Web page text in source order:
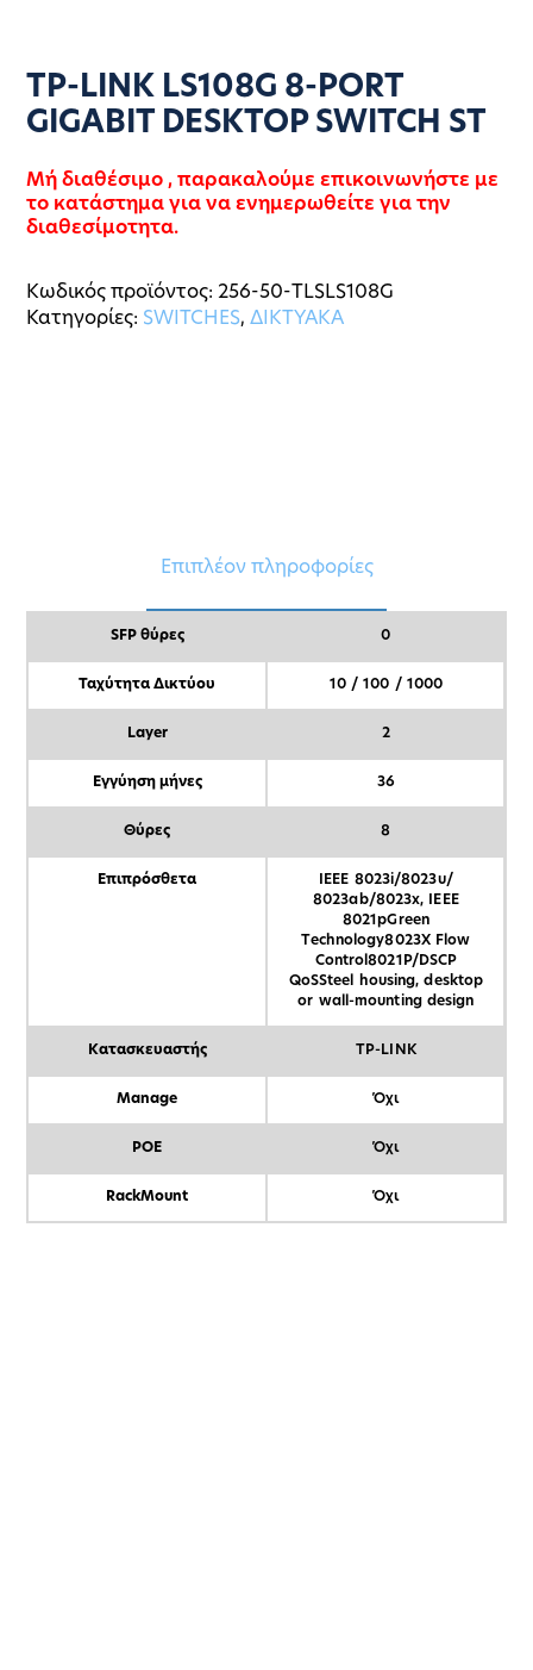
TP-LINK LS108G 8-PORT
GIGABIT DESKTOP SWITCH ST
Μή διαθέσιμο , παρακαλούμε επικοινωνήστε με
το κατάστημα για να ενημερωθείτε για την
διαθεσίμοτητα.
Κωδικός προϊόντος:256-50-TLSLS108G
Κατηγορίες: SWITCHES,ΔΙΚΤΥΑΚΑ
Επιπλέον πληροφορίες
SFP θύρες 0
Ταχύτητα Δικτύου 10 / 100 / 1000
Layer 2
Εγγύηση μήνες 36
Θύρες 8
Επιπρόσθετα
IEEE 8023i/8023u/
8023ab/8023x, IEEE
8021pGreen
Technology8023X Flow
Control8021P/DSCP
QoSSteel housing, desktop
or wall-mounting design
Κατασκευαστής TP-LINK
Manage Όχι
POE Όχι
RackMount Όχι